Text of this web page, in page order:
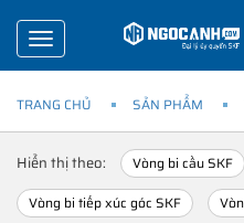
Toggle
navigation
TRANG CHỦ SẢN PHẨM
Hiển thị theo: Vòng bi cầu SKF
Vòng bi tiếp xúc góc SKF